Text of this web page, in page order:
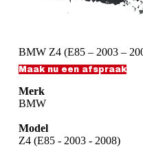
BMW Z4 (E85 – 2003 –
Maak nu een afspraak
Merk
BMW
Model
Z4 (E85 - 2003 - 2008)